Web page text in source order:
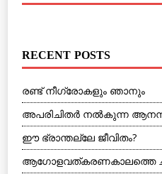
RECENT POSTS
രണ്ട് നീഗ്രോകളും ഞാനും
അപരിചിതര്‍ നല്‍കുന്ന
ഈ ഭ്രാന്തല്ലേ ജീവിതം?
ആഗോളവത്കരണകാലത്തെ